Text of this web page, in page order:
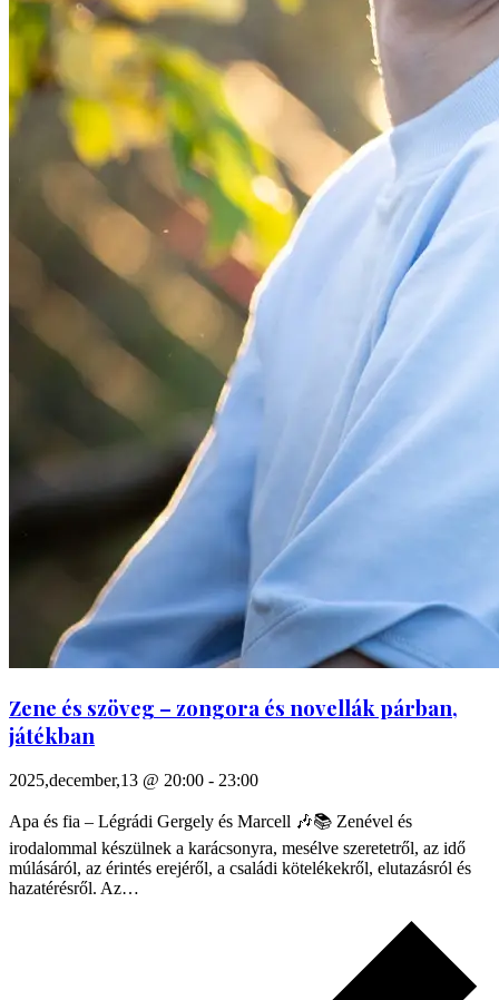
Zene és szöveg – zongora és novellák párban,
játékban
2025,december,13 @ 20:00 - 23:00
Apa és fia – Légrádi Gergely és Marcell 🎶📚 Zenével és
irodalommal készülnek a karácsonyra, mesélve szeretetről, az idő
múlásáról, az érintés erejéről, a családi kötelékekről, elutazásról és
hazatérésről. Az…